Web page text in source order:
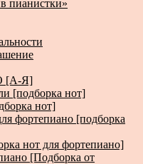
пианистки»
[А-Я]
[подборка нот]
нот]
фортепиано [подборка
нот для фортепиано]
[Подборка от